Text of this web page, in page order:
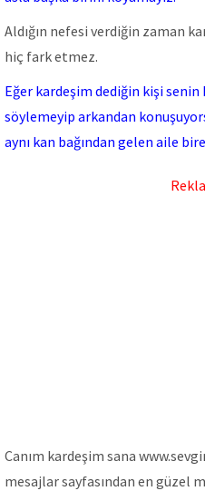
Aldığın nefesi verdiğin zaman
hiç fark etmez.
Eğer kardeşim dediğin kişi senin
söylemeyip arkandan
aynı kan bağından gelen aile
Canım kardeşim sana
mesajlar sayfasından en güzel